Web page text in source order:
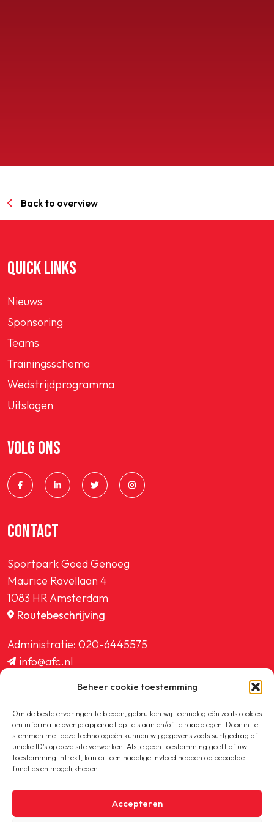
Beheer cookie toestemming
Om de beste ervaringen te bieden, gebruiken wij technologieën zoals cookies
om informatie over je apparaat op te slaan en/of te raadplegen. Door in te
stemmen met deze technologieën kunnen wij gegevens zoals surfgedrag of
unieke ID's op deze site verwerken. Als je geen toestemming geeft of uw
toestemming intrekt, kan dit een nadelige invloed hebben op bepaalde
functies en mogelijkheden.
Accepteren
Back to overview
QUICK LINKS
Nieuws
Sponsoring
Teams
Trainingsschema
Wedstrijdprogramma
Uitslagen
VOLG ONS
CONTACT
Sportpark Goed Genoeg
Maurice Ravellaan 4
1083 HR Amsterdam
Routebeschrijving
Administratie: 020-6445575
info@afc.nl
ledenadministratie@afc.nl
Copyright © 2020-2026 AFC